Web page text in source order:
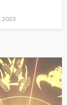
2025